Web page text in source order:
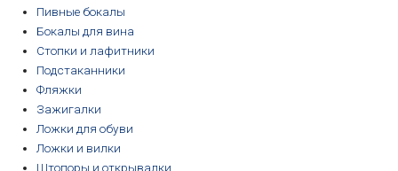
Пивные бокалы
Бокалы для вина
Стопки и лафитники
Подстаканники
Фляжки
Зажигалки
Ложки для обуви
Ложки и вилки
Штопоры и открывалки